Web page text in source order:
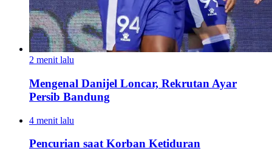
2 menit lalu
Mengenal Danijel Loncar, Rekrutan Ayar
Persib Bandung
4 menit lalu
Pencurian saat Korban Ketiduran